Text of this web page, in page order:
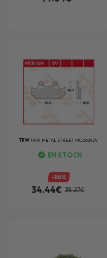
TRWTRW METAL STREET MCB624SV
EN STOCK
-10%
34.44€ 38.27€